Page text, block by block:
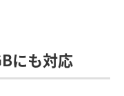
にも対応